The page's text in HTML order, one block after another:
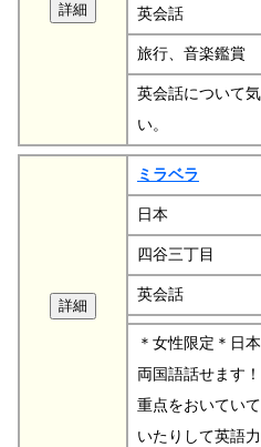
英会話
旅行、音楽鑑賞
英会話について
い。
ミラベラ
日本
四谷三丁目
英会話
＊女性限定＊日
両国語話せます
重点をおいてい
いたりして英語